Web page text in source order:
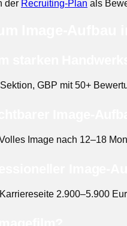
der Recruiting-Plan als
GBP mit 50+
Image nach 12–18
2.900–5.900